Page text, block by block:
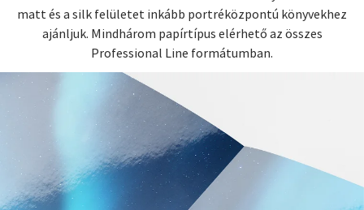
matt és a silk felületet inkább portréközpontú könyvekhez
ajánljuk. Mindhárom papírtípus elérhető az összes
Professional Line formátumban.